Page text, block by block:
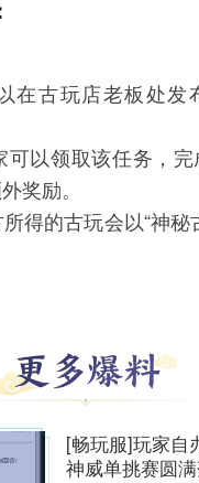
在古玩店老板处发
可以领取该任务，
奖励。
得的古玩会以“神秘
[畅玩服]玩家自
神威单挑赛圆